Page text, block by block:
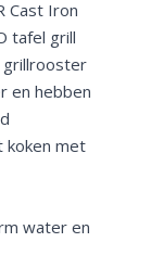
Cast Iron
tafel grill
grillrooster
en hebben
koken met
water en